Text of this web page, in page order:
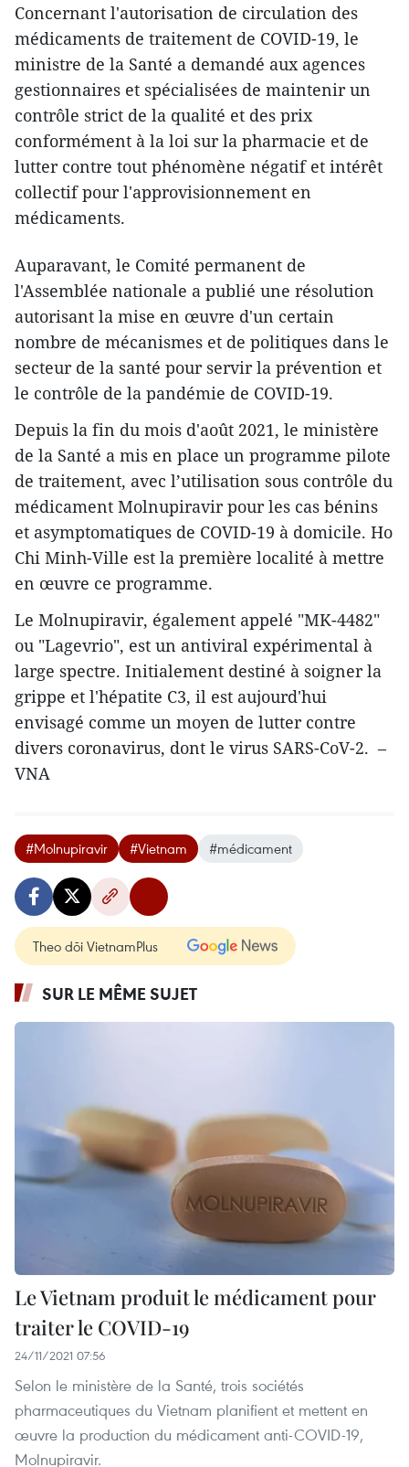
Concernant l'autorisation de circulation des
médicaments de traitement de COVID-19, le
ministre de la Santé a demandé aux agences
gestionnaires et spécialisées de maintenir un
contrôle strict de la qualité et des prix
conformément à la loi sur la pharmacie et de
lutter contre tout phénomène négatif et intérêt
collectif pour l'approvisionnement en
médicaments.
Auparavant, le Comité permanent de
l'Assemblée nationale a publié une résolution
autorisant la mise en œuvre d'un certain
nombre de mécanismes et de politiques dans le
secteur de la santé pour servir la prévention et
le contrôle de la pandémie de COVID-19.
Depuis la fin du mois d'août 2021, le ministère
de la Santé a mis en place un programme pilote
de traitement, avec l’utilisation sous contrôle du
médicament Molnupiravir pour les cas bénins
et asymptomatiques de COVID-19 à domicile. Ho
Chi Minh-Ville est la première localité à mettre
en œuvre ce programme.
Le Molnupiravir, également appelé "MK-4482"
ou "Lagevrio", est un antiviral expérimental à
large spectre. Initialement destiné à soigner la
grippe et l'hépatite C3, il est aujourd'hui
envisagé comme un moyen de lutter contre
divers coronavirus, dont le virus SARS-CoV-2. –
VNA
#Molnupiravir #Vietnam #médicament
Theo dõi VietnamPlus
SUR LE MÊME SUJET
Le Vietnam produit le médicament pour
traiter le COVID-19
24/11/2021 07:56
Selon le ministère de la Santé, trois sociétés
pharmaceutiques du Vietnam planifient et mettent en
œuvre la production du médicament anti-COVID-19,
Molnupiravir.